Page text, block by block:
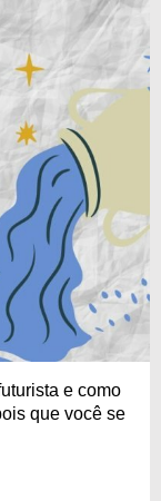
e como
que você se